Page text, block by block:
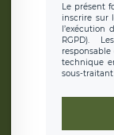
Le présent
inscrire sur
l’exécution
RGPD).
technique
sous-
toute
protection
sont